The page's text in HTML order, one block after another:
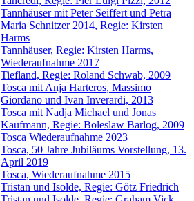
Tannhäuser mit Peter Seiffert und Petra
Maria Schnitzer 2014, Regie: Kirsten
Harms
Tannhäuser, Regie: Kirsten Harms,
Wiederaufnahme 2017
Tiefland, Regie: Roland Schwab, 2009
Tosca mit Anja Harteros, Massimo
Giordano und Ivan Inverardi, 2013
Tosca mit Nadja Michael und Jonas
Kaufmann, Regie: Boleslaw Barlog, 2009
Tosca Wiederaufnahme 2023
Tosca, 50 Jahre Jubiläums Vorstellung, 13.
April 2019
Tosca, Wiederaufnahme 2015
Tristan und Isolde, Regie: Götz Friedrich